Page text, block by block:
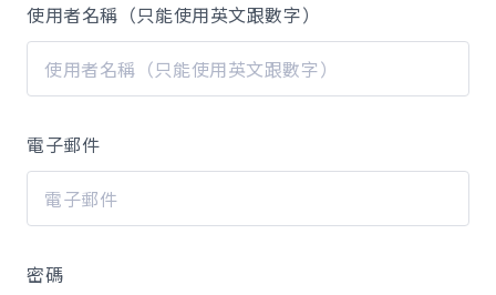
使用者名稱（只能使用英文跟數字）
電子郵件
密碼